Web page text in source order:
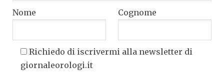
Nome Cognome
Richiedo di iscrivermi alla newsletter di
giornaleorologi.it